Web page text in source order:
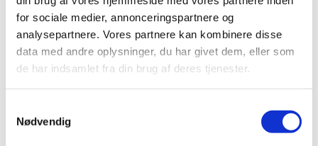
for sociale medier, annonceringspartnere og
analysepartnere. Vores partnere kan kombinere disse
data med andre oplysninger, du har givet dem, eller som
de har indsamlet fra din brug af deres tjenester.
Nødvendig